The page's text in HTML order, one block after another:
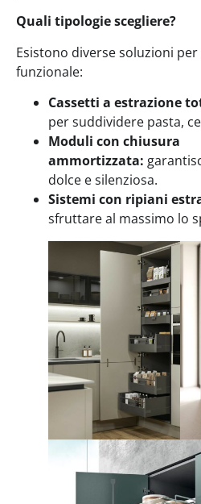
Quali tipologie scegliere?
Esistono diverse soluzioni
funzionale:
Cassetti a estrazione
per suddividere pasta,
Moduli con chiusura
ammortizzata:
dolce e silenziosa.
Sistemi con ripiani
sfruttare al massimo lo